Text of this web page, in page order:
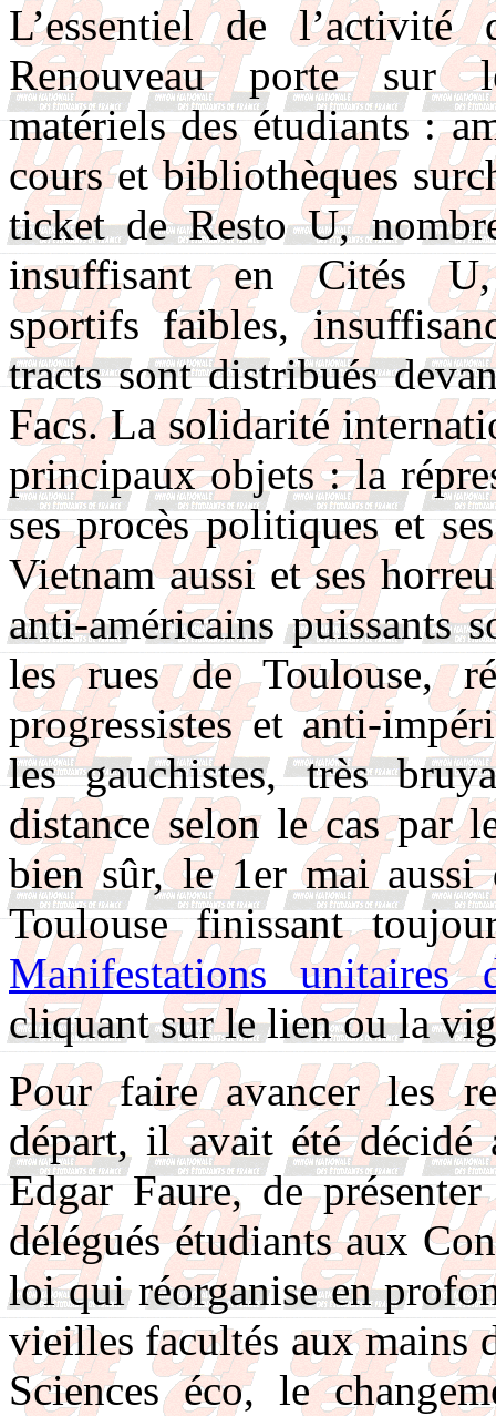
L’essentiel de
Renouveau porte sur
matériels des étudiants :
cours et bibliothèques
ticket de Resto U,
insuffisant en Cités U,
sportifs faibles,
tracts sont distribués
Facs. La solidarité
principaux objets : la
ses procès politiques et
Vietnam aussi et ses
anti-américains puissants
les rues de Toulouse,
progressistes et anti-
les gauchistes, très
distance selon le cas par
bien sûr, le 1er mai aussi
Toulouse finissant
Manifestations unitaires
cliquant sur le lien ou la
Pour faire avancer les
départ, il avait été
Edgar Faure, de
délégués étudiants aux
loi qui réorganise en
vieilles facultés aux mains
Sciences éco, le